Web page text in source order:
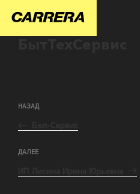
НАЗАД
ДАЛЕЕ